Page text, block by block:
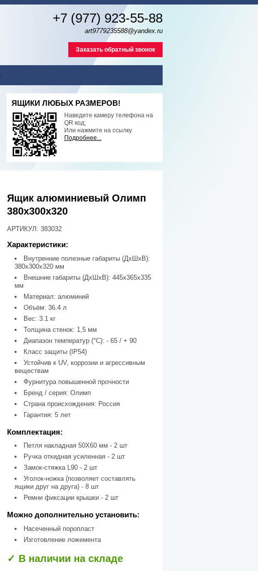
+7 (977) 923-55-88
art9779235588@yandex.ru
Заказать обратный звонок
ЯЩИКИ ЛЮБЫХ РАЗМЕРОВ!
Наведите камеру телефона на
QR код;
Или нажмите на ссылку
Подробнее...
Ящик алюминиевый Олимп
380х300х320
АРТИКУЛ: 383032
Характеристики:
Внутренние полезные габариты (ДхШхВ):
380х300х320 мм
Внешние габариты (ДхШхВ): 445х365х335
мм
Материал: алюминий
Объём: 36.4 л
Вес: 3.1 кг
Толщина стенок: 1,5 мм
Диапазон температур (°C): - 65 / + 90
Класс защиты (IP54)
Устойчив к UV, коррозии и агрессивным
веществам
Фурнитура повышенной прочности
Бренд / серия: Олимп
Страна происхождения: Россия
Гарантия: 5 лет
Комплектация:
Петля накладная 50Х60 мм - 2 шт
Ручка откидная усиленная - 2 шт
Замок-стяжка L90 - 2 шт
Уголок-ножка (позволяет составлять
ящики друг на друга) - 8 шт
Ремни фиксации крышки - 2 шт
Можно дополнительно установить:
Насеченный поропласт
Изготовление ложемента
✓ В наличии на складе